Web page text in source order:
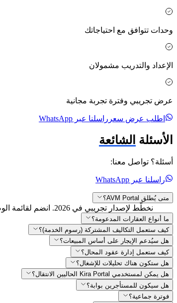
وحدات تتوافق مع احتياجاتك
الإعداد والتدريب مشمولان
عرض تجريبي وفترة تجربة مجانية
اطلب عرض سعر راسلنا عبر WhatsApp
الأسئلة الشائعة
أسئلة؟ تواصل معنا:
راسلنا عبر WhatsApp
متى يُطلق AVM Portal؟
نخطّط لإصدار تجريبي في 2026. انضم لقائمة الوصول المبكر للتحديثات ودعوات البيتا.
ما أنواع العقارات المدعومة؟
كيف ستعمل التكاليف المشتركة (رسوم الخدمة)؟
هل سيُدعم الإيجار على أساس المبيعات؟
كيف ستعمل إدارة عقود المحال؟
هل ستكون هناك تحليلات للإشغال؟
هل يمكن لمستخدمي Kira Portal الحاليين الانتقال؟
هل سيكون للمستأجرين بوابة؟
فوترة جماعية؟